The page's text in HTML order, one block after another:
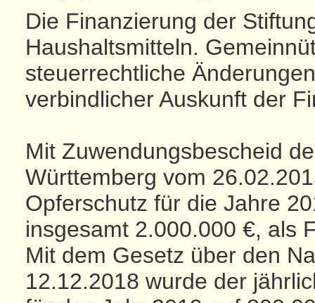
Die Finanzierung der
Haushaltsmitteln.
steuerrechtliche
verbindlicher Auskunft der
Mit Zuwendungsbescheid
Württemberg vom
Opferschutz für die Jahre
insgesamt 2.000.000 €, als
Mit dem Gesetz über den
12.12.2018 wurde der